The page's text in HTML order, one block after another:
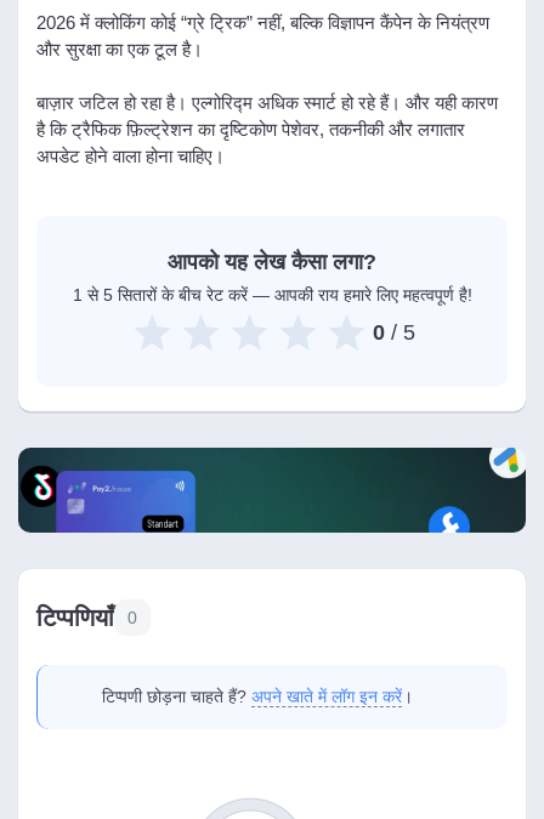
2026 में क्लोकिंग कोई “ग्रे ट्रिक” नहीं, बल्कि विज्ञापन कैंपेन के नियंत्रण
और सुरक्षा का एक टूल है।
बाज़ार जटिल हो रहा है। एल्गोरिद्म अधिक स्मार्ट हो रहे हैं। और यही कारण
है कि ट्रैफिक फ़िल्ट्रेशन का दृष्टिकोण पेशेवर, तकनीकी और लगातार
अपडेट होने वाला होना चाहिए।
आपको यह लेख कैसा लगा?
1 से 5 सितारों के बीच रेट करें — आपकी राय हमारे लिए महत्वपूर्ण है!
0/ 5
टिप्पणियाँ 0
टिप्पणी छोड़ना चाहते हैं? अपने खाते में लॉग इन करें।